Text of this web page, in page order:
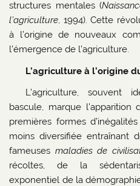
structures mentales (
l’agriculture, 1994). Cette
à l’origine de nouveaux
l’émergence de l’agriculture.
L’agriculture à l’origine
L’agriculture, souvent
bascule, marque
premières formes
moins diversifiée entraînant
fameuses maladies de
récoltes, de la
exponentiel de la